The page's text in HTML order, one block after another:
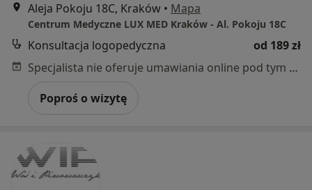
Aleja Pokoju 18C, Kraków • Mapa
Centrum Medyczne LUX MED Kraków - Al. Pokoju 18C
Konsultacja logopedyczna
od 189 zł
Specjalista nie oferuje umawiania online pod tym adresem.
Poproś o wizytę